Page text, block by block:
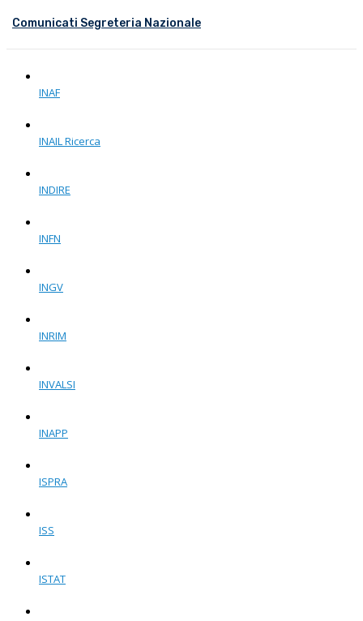
Comunicati Segreteria Nazionale
INAF
INAIL Ricerca
INDIRE
INFN
INGV
INRIM
INVALSI
INAPP
ISPRA
ISS
ISTAT